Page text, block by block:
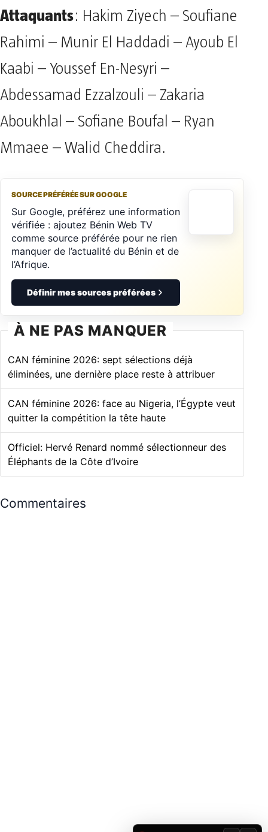
Attaquants: Hakim Ziyech – Soufiane
Rahimi – Munir El Haddadi – Ayoub El
Kaabi – Youssef En-Nesyri –
Abdessamad Ezzalzouli – Zakaria
Aboukhlal – Sofiane Boufal – Ryan
Mmaee – Walid Cheddira.
SOURCE PRÉFÉRÉE SUR GOOGLE
Sur Google, préférez une information
vérifiée : ajoutez Bénin Web TV
comme source préférée pour ne rien
manquer de l’actualité du Bénin et de
l’Afrique.
Définir mes sources préférées
À NE PAS MANQUER
CAN féminine 2026: sept sélections déjà
éliminées, une dernière place reste à attribuer
CAN féminine 2026: face au Nigeria, l’Égypte veut
quitter la compétition la tête haute
Officiel: Hervé Renard nommé sélectionneur des
Éléphants de la Côte d’Ivoire
Commentaires